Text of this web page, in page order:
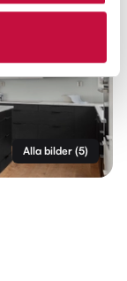
Alla bilder (5)